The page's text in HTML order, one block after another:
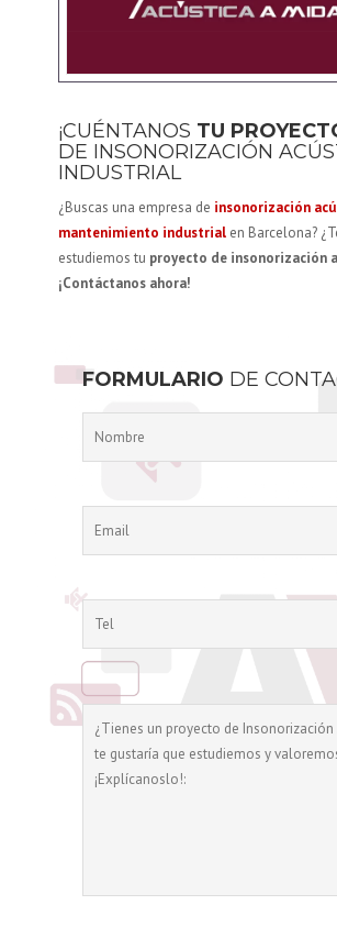
¡CUÉNTANOS TU
DE INSONORIZACIÓN
INDUSTRIAL
¿Buscas una empresa de insonorización
mantenimiento industrial en Barcelona?
estudiemos tu proyecto de insonorización
¡Contáctanos ahora!
FORMULARIO DE